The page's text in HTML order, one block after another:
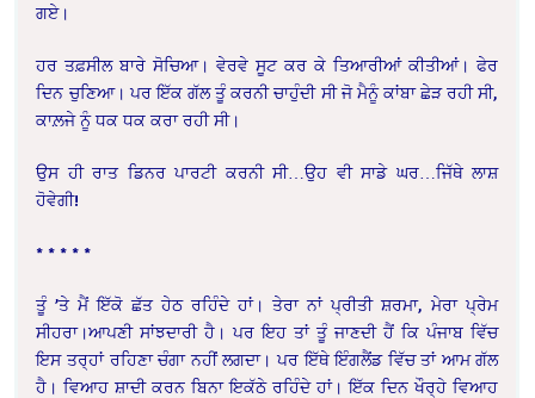
ਗਏ।
ਹਰ ਤਫ਼ਸੀਲ ਬਾਰੇ ਸੋਚਿਆ। ਵੇਰਵੇ ਸੂਟ ਕਰ ਕੇ ਤਿਆਰੀਆਂ ਕੀਤੀਆਂ। ਫੇਰ
ਦਿਨ ਚੁਣਿਆ। ਪਰ ਇੱਕ ਗੱਲ ਤੂੰ ਕਰਨੀ ਚਾਹੁੰਦੀ ਸੀ ਜੋ ਮੈਨੂੰ ਕਾਂਬਾ ਛੇੜ ਰਹੀ ਸੀ,
ਕਾਲ਼ਜੇ ਨੂੰ ਧਕ ਧਕ ਕਰਾ ਰਹੀ ਸੀ।
ਉਸ ਹੀ ਰਾਤ ਡਿਨਰ ਪਾਰਟੀ ਕਰਨੀ ਸੀ…ਉਹ ਵੀ ਸਾਡੇ ਘਰ…ਜਿੱਥੇ ਲਾਸ਼
ਹੋਵੇਗੀ!
* * * * *
ਤੂੰ ’ਤੇ ਮੈਂ ਇੱਕੋ ਛੱਤ ਹੇਠ ਰਹਿੰਦੇ ਹਾਂ। ਤੇਰਾ ਨਾਂ ਪ੍ਰੀਤੀ ਸ਼ਰਮਾ, ਮੇਰਾ ਪ੍ਰੇਮ
ਸੀਹਰਾ।ਆਪਣੀ ਸਾਂਝਦਾਰੀ ਹੈ। ਪਰ ਇਹ ਤਾਂ ਤੂੰ ਜਾਣਦੀ ਹੈਂ ਕਿ ਪੰਜਾਬ ਵਿੱਚ
ਇਸ ਤਰ੍ਹਾਂ ਰਹਿਣਾ ਚੰਗਾ ਨਹੀਂ ਲਗਦਾ। ਪਰ ਇੱਥੇ ਇੰਗਲੈਂਡ ਵਿੱਚ ਤਾਂ ਆਮ ਗੱਲ
ਹੈ। ਵਿਆਹ ਸ਼ਾਦੀ ਕਰਨ ਬਿਨਾ ਇਕੱਠੇ ਰਹਿੰਦੇ ਹਾਂ। ਇੱਕ ਦਿਨ ਖੌਰ੍ਹੇ ਵਿਆਹ